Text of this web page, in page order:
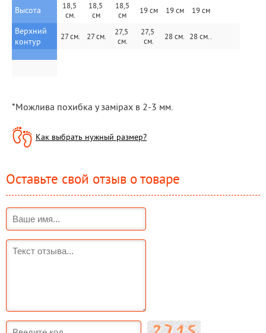
Высота
18,5
см.
18,5
см
18,5
см
19 см 19 см 19 см
Верхний
контур
27 см. 27 см.
27,5
см.
27,5
cм.
28 см. 28 см..
*Можлива похибка у замірах в 2-3 мм.
Как выбрать нужный размер?
Оставьте свой отзыв о товаре